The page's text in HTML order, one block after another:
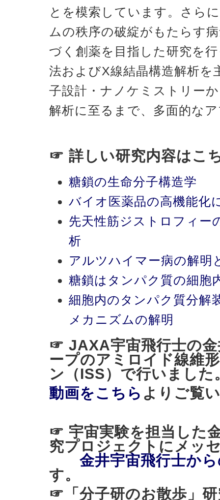
とを模索しています。さら
ムの秩序の破綻がもたらす
づく創薬を目指した研究を
法およびX線結晶構造解析を
子設計・ナノケミストリー
解析に至るまで、多面的な
☞ 詳しい研究内容はこ
糖鎖の生命分子構造学
バイオ医薬品の高機能化
先天性筋ジストロフィー
析
アルツハイマー病の解明
糖鎖はタンパク質の細胞
細胞内のタンパク質分解
メカニズムの解明
☞ JAXA宇宙飛行士の金
ープのアミロイド線維
ン（ISS）で行いました
動画をこちら よりご覧
☞ 宇宙実験を担当した
究プロジェクトにメッ
金井宇宙飛行士か
す。
☞「分子研のお散歩